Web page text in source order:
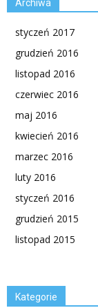
Archiwa
styczeń 2017
grudzień 2016
listopad 2016
czerwiec 2016
maj 2016
kwiecień 2016
marzec 2016
luty 2016
styczeń 2016
grudzień 2015
listopad 2015
Kategorie